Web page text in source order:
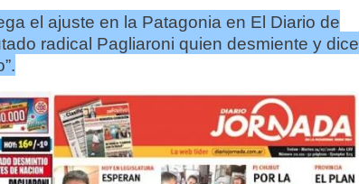
el ajuste en la Patagonia en El Diario de
radical Pagliaroni quien desmiente y dice
.